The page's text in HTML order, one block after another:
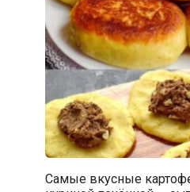
Самые вкусные